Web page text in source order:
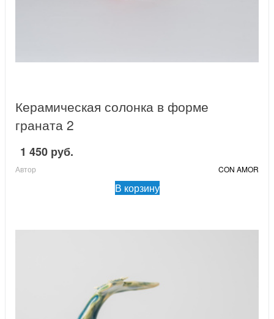
Керамическая солонка в форме
граната 2
1 450 руб.
Автор CON AMOR
В корзину